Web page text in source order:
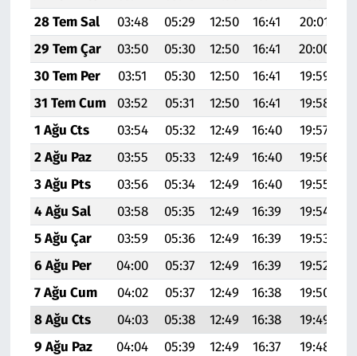
28 Tem Sal
03:48 05:29 12:50 16:41 20:01
29 Tem Çar
03:50 05:30 12:50 16:41 20:00
30 Tem Per
03:51 05:30 12:50 16:41 19:59
31 Tem Cum
03:52 05:31 12:50 16:41 19:58
1 Ağu Cts
03:54 05:32 12:49 16:40 19:57
2 Ağu Paz
03:55 05:33 12:49 16:40 19:56
3 Ağu Pts
03:56 05:34 12:49 16:40 19:55
4 Ağu Sal
03:58 05:35 12:49 16:39 19:54
5 Ağu Çar
03:59 05:36 12:49 16:39 19:53
6 Ağu Per
04:00 05:37 12:49 16:39 19:52
7 Ağu Cum
04:02 05:37 12:49 16:38 19:50
8 Ağu Cts
04:03 05:38 12:49 16:38 19:49
9 Ağu Paz
04:04 05:39 12:49 16:37 19:48